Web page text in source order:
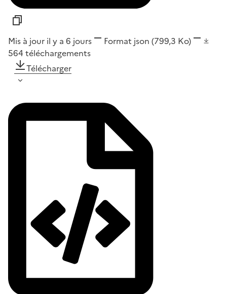
Mis à jour il y a 6 jours Format json (799,3 Ko)
564 téléchargements
Télécharger